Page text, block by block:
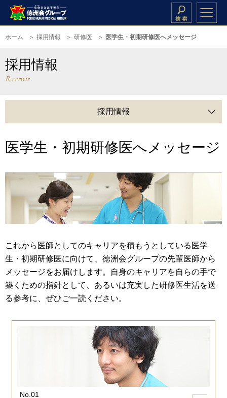
ホーム 採用情報 研修医 医学生・初期研修医へメッセージ
採用情報
Recruit
採用情報
医学生・初期研修医へメッセージ
これから医師としてのキャリアを積もうとしている医学
生・初期研修医に向けて、徳洲会グループの先輩医師から
メッセージをお届けします。自身のキャリアを自らの手で
築くための指針として、あるいは充実した研修医生活を送
る参考に、ぜひご一読ください。
No.01